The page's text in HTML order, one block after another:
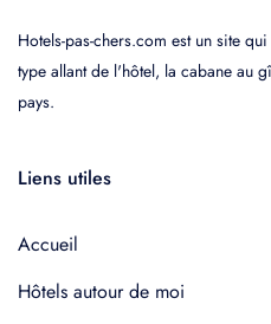
Hotels-pas-chers.com est un site
type allant de l'hôtel, la cabane au
pays.
Liens utiles
Accueil
Hôtels autour de moi